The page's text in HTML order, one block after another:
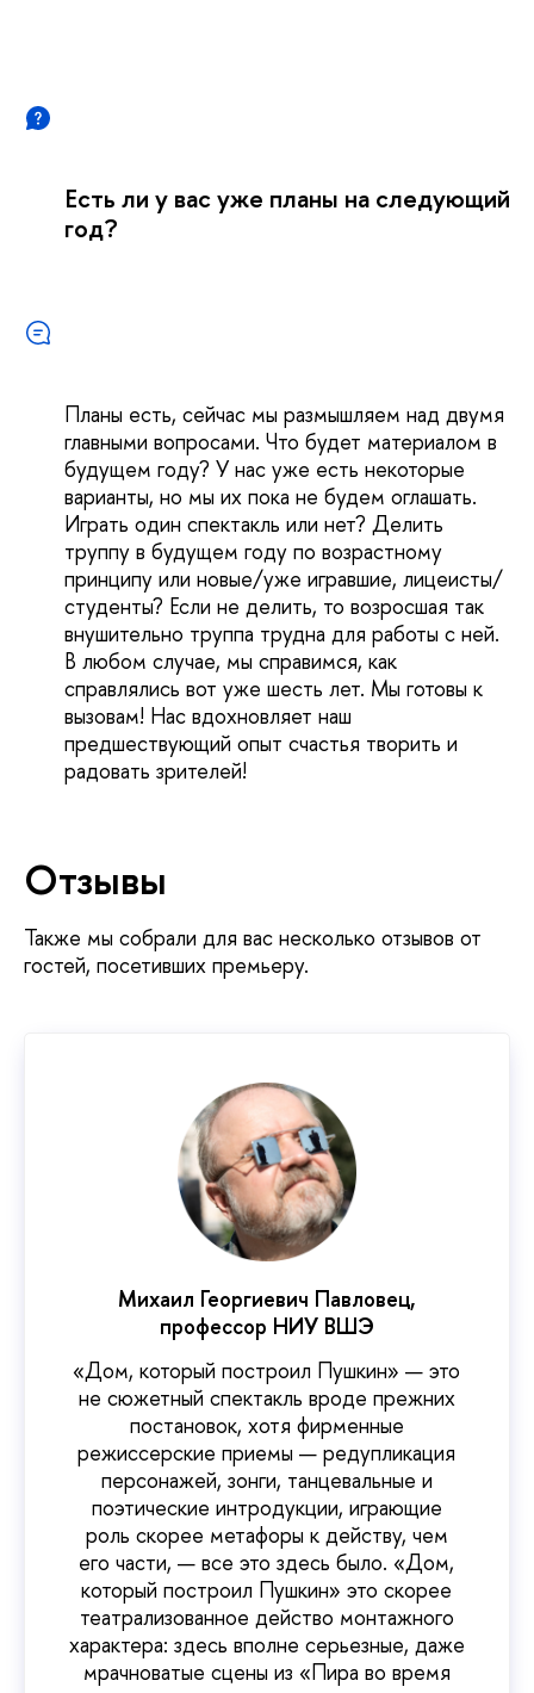
Есть ли у вас уже планы на следующий
год?
Планы есть, сейчас мы размышляем над двумя
главными вопросами. Что будет материалом в
будущем году? У нас уже есть некоторые
варианты, но мы их пока не будем оглашать.
Играть один спектакль или нет? Делить
труппу в будущем году по возрастному
принципу или новые/уже игравшие, лицеисты/
студенты? Если не делить, то возросшая так
внушительно труппа трудна для работы с ней.
В любом случае, мы справимся, как
справлялись вот уже шесть лет. Мы готовы к
вызовам! Нас вдохновляет наш
предшествующий опыт счастья творить и
радовать зрителей!
Отзывы
Также мы собрали для вас несколько отзывов от
гостей, посетивших премьеру.
Михаил Георгиевич Павловец,
профессор НИУ ВШЭ
«Дом, который построил Пушкин» — это
не сюжетный спектакль вроде прежних
постановок, хотя фирменные
режиссерские приемы — редупликация
персонажей, зонги, танцевальные и
поэтические интродукции, играющие
роль скорее метафоры к действу, чем
его части, — все это здесь было. «Дом,
который построил Пушкин» это скорее
театрализованное действо монтажного
характера: здесь вполне серьезные, даже
мрачноватые сцены из «Пира во время